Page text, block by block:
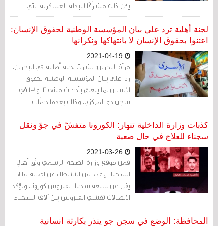
يكن ذلك مشرّفًا للبدلة العسكرية التي
يلبسها.
لجنة أهلية ترد على بيان المؤسسة الوطنية لحقوق الإنسان:
اعتنوا بحقوق الإنسان لا بانتهاكها ونكرانها
مرآة البحرين: نشرت لجنة أهلية في البحرين،
ردا على بيان المؤسسة الوطنية لحقوق
الإنسان بما يتعلق بأحداث مبنى 12 و 13 في
سجن جو المركزي، وذلك بعدما حمّلت
المؤسسة السجناء مسؤولية ما حدث في
العنبرين المذكورين.
كذبات وزارة الداخلية تنهار: الكورونا متفشّ في جوّ ونقل
سجناء للعلاج في حال صعبة
فمن موقع وزارة الصحة الرسمي وثّق أهالي
السجناء وعدد من النشطاء عن إصابة ما لا
يقل عن سبعة سجناء بفيروس كورونا، وتؤكد
الاتصالات تفشي الفيروس بين آلاف السجناء
وهو ما ينبئ بكارثة محققة.
المحافظة: الوضع في سجن جو ينذر بكارثة انسانية